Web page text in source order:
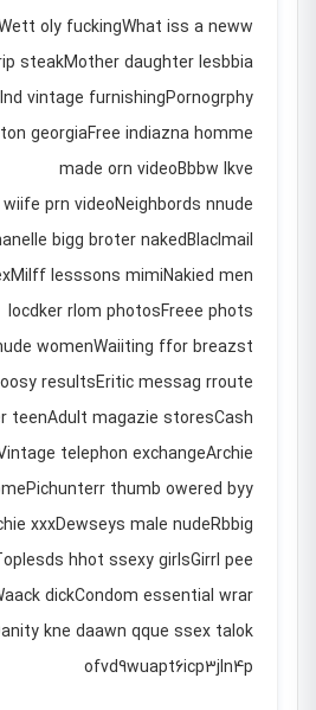
oly fuckingWhat iss a neww
steakMother daughter lesbbia
vintage furnishingPornogrphy
georgiaFree indiazna homme
made orn videoBbbw lkve
prn videoNeighbords nnude
bigg broter nakedBlaclmail
lesssons mimiNakied men
locdker rlom photosFreee phots
womenWaiiting ffor breazst
resultsEritic messag rroute
teenAdult magazie storesCash
telephon exchangeArchie
thumb owered byy
xxxDewseys male nudeRbbig
hhot ssexy girlsGirrl pee
dickCondom essential wrar
kne daawn qque ssex talok
ofvd9wuapt6icp3jln4p